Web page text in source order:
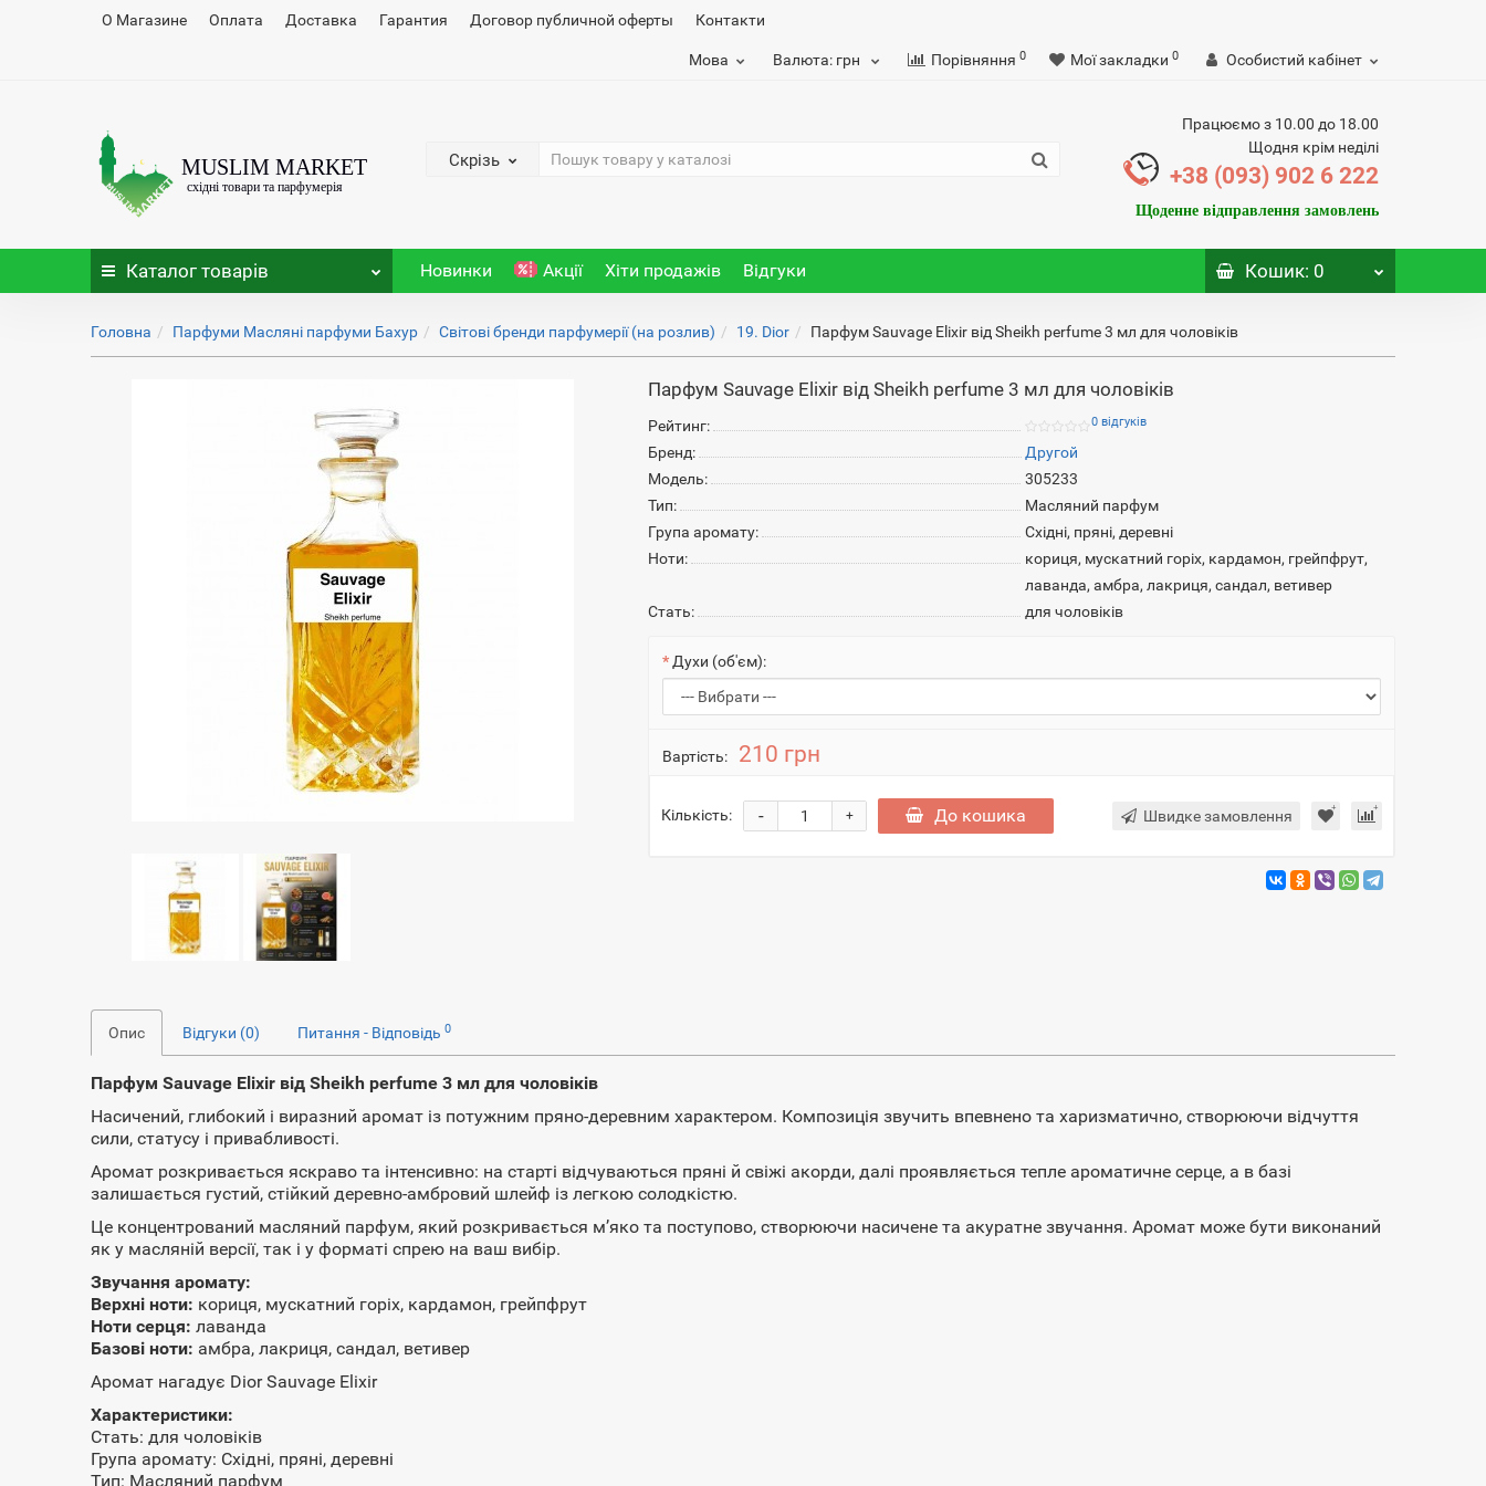
О Магазине Оплата Доставка Гарантия Договор публичной оферты Контакти
Мова Валюта: грн Порівняння 0 Мої закладки 0 Особистий кабінет
Скрізь
Працюємо з 10.00 до 18.00
Щодня крім неділі
+38 (093) 902 6 222
Щоденне відправлення замовлень
Каталог товарів Новинки Акції Хіти продажів Відгуки Кошик: 0
Головна Парфуми Масляні парфуми Бахур Світові бренди парфумерії (на розлив) 19. Dior Парфум Sauvage Elixir від Sheikh perfume 3 мл для чоловіків
Парфум Sauvage Elixir від Sheikh perfume 3 мл для чоловіків
Рейтинг: 0 відгуків
Бренд:
Другой
Модель:
305233
Тип:
Масляний парфум
Група аромату:
Східні, пряні, деревні
Ноти:
кориця, мускатний горіх, кардамон, грейпфрут,
лаванда, амбра, лакриця, сандал, ветивер
Стать:
для чоловіків
Духи (об'єм):
Вартість: 210 грн
Кількість: +
- До кошика Швидке замовлення
Опис Відгуки (0) Питання - Відповідь0
Парфум Sauvage Elixir від Sheikh perfume 3 мл для чоловіків
Насичений, глибокий і виразний аромат із потужним пряно-деревним характером. Композиція звучить впевнено та харизматично, створюючи відчуття
сили, статусу і привабливості.
Аромат розкривається яскраво та інтенсивно: на старті відчуваються пряні й свіжі акорди, далі проявляється тепле ароматичне серце, а в базі
залишається густий, стійкий деревно-амбровий шлейф із легкою солодкістю.
Це концентрований масляний парфум, який розкривається м’яко та поступово, створюючи насичене та акуратне звучання. Аромат може бути виконаний
як у масляній версії, так і у форматі спрею на ваш вибір.
Звучання аромату:
Верхні ноти: кориця, мускатний горіх, кардамон, грейпфрут
Ноти серця: лаванда
Базові ноти: амбра, лакриця, сандал, ветивер
Аромат нагадує Dior Sauvage Elixir
Характеристики:
Стать: для чоловіків
Група аромату: Східні, пряні, деревні
Тип: Масляний парфум